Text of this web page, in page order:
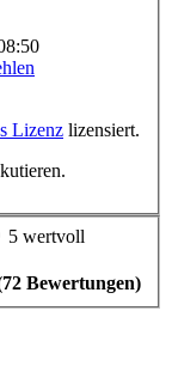
08:50
Lizenz lizensiert.
5 wertvoll
Bewertungen)